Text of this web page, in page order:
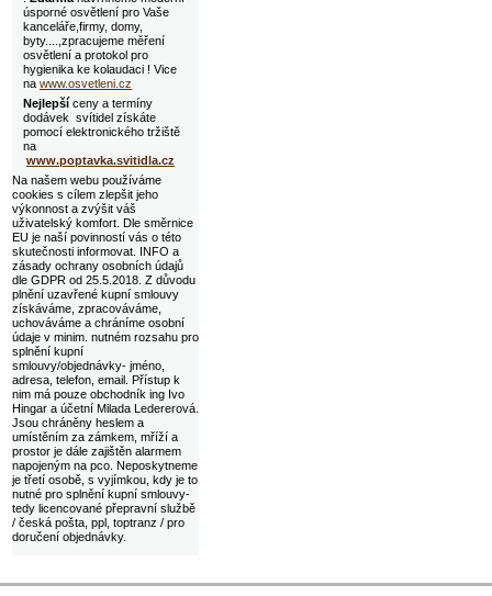
úsporné osvětlení pro Vaše
kanceláře,firmy, domy,
byty....,zpracujeme měření
osvětlení a protokol pro
hygienika ke kolaudaci ! Vice
na www.osvetleni.cz
Nejlepší ceny a termíny
dodávek svítidel získáte
pomocí elektronického tržiště
na
www.poptavka.svitidla.cz
Na našem webu používáme
cookies s cílem zlepšit jeho
výkonnost a zvýšit váš
uživatelský komfort. Dle směrnice
EU je naší povinností vás o této
skutečnosti informovat. INFO a
zásady ochrany osobních údajů
dle GDPR od 25.5.2018. Z důvodu
plnění uzavřené kupní smlouvy
získáváme, zpracováváme,
uchováváme a chráníme osobní
údaje v minim. nutném rozsahu pro
splnění kupní
smlouvy/objednávky- jméno,
adresa, telefon, email. Přístup k
nim má pouze obchodník ing Ivo
Hingar a účetní Milada Ledererová.
Jsou chráněny heslem a
umístěním za zámkem, mříží a
prostor je dále zajištěn alarmem
napojeným na pco. Neposkytneme
je třetí osobě, s vyjímkou, kdy je to
nutné pro splnění kupní smlouvy-
tedy licencované přepravní službě
/ česká pošta, ppl, toptranz / pro
doručení objednávky.